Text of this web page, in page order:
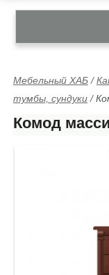
Мебельный ХАБ /
тумбы, сундуки /
Комод